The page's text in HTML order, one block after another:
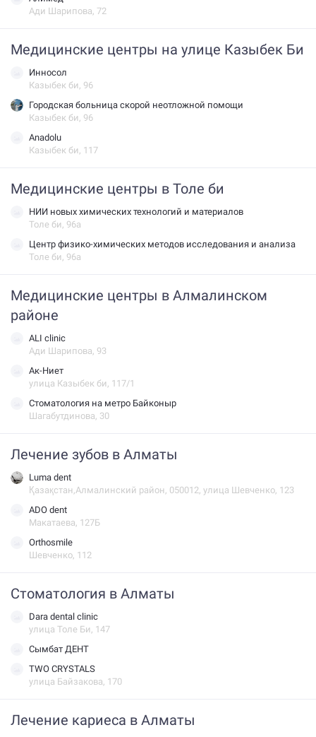
Ади Шарипова, 72
Медицинские центры на улице Казыбек Би
Инносол
Казыбек би, 96
Городская больница скорой неотложной помощи
Казыбек би, 96
Anadolu
Казыбек би, 117
Медицинские центры в Толе би
НИИ новых химических технологий и материалов
Толе би, 96а
Центр физико-химических методов исследования и анализа
Толе би, 96а
Медицинские центры в Алмалинском
районе
ALI clinic
Ади Шарипова, 93
Ак-Ниет
улица Казыбек би, 117/1
Стоматология на метро Байконыр
Шагабутдинова, 30
Лечение зубов в Алматы
Luma dent
Қазақстан,Алмалинский район, 050012, улица Шевченко, 123
ADO dent
Макатаева, 127Б
Orthosmile
Шевченко, 112
Стоматология в Алматы
Dara dental clinic
улица Толе Би, 147
Сымбат ДЕНТ
TWO CRYSTALS
улица Байзакова, 170
Лечение кариеса в Алматы